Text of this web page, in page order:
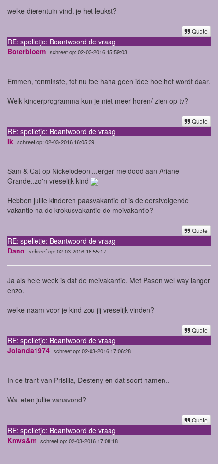
welke dierentuin vindt je het leukst?
Quote
RE: spelletje: Beantwoord de vraag
Boterbloem schreef op: 02-03-2016 15:59:03
Emmen, tenminste, tot nu toe haha geen idee hoe het wordt daar.
Welk kinderprogramma kun je niet meer horen/ zien op tv?
Quote
RE: spelletje: Beantwoord de vraag
Ik schreef op: 02-03-2016 16:05:39
Sam & Cat op Nickelodeon ...erger me dood aan Ariane
Grande..zo'n vreselijk kind
Hebben jullie kinderen paasvakantie of is de eerstvolgende
vakantie na de krokusvakantie de meivakantie?
Quote
RE: spelletje: Beantwoord de vraag
Dano schreef op: 02-03-2016 16:55:17
Ja als hele week is dat de meivakantie. Met Pasen wel way langer
enzo.
welke naam voor je kind zou jij vreselijk vinden?
Quote
RE: spelletje: Beantwoord de vraag
Jolanda1974 schreef op: 02-03-2016 17:06:28
In de trant van Prisilla, Desteny en dat soort namen..
Wat eten jullie vanavond?
Quote
RE: spelletje: Beantwoord de vraag
Kmvs&m schreef op: 02-03-2016 17:08:18